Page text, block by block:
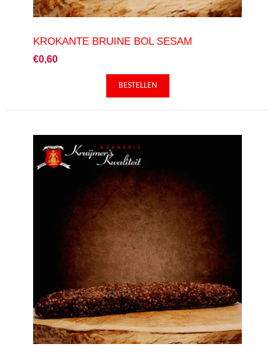
KROKANTE BRUINE BOL SESAM
€0,60